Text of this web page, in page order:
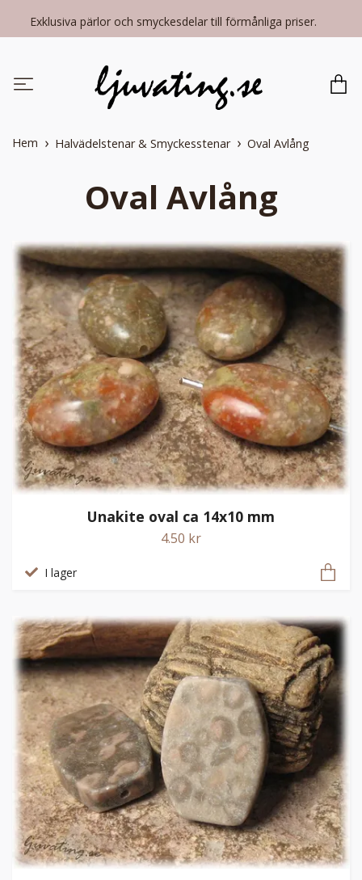
Exklusiva pärlor och smyckesdelar till förmånliga priser.
Hem Halvädelstenar & Smyckesstenar Oval Avlång
Oval Avlång
Unakite oval ca 14x10 mm
4.50 kr
I lager